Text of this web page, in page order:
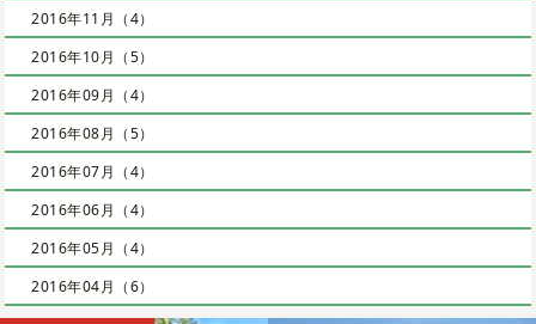
2016年11月（4）
2016年10月（5）
2016年09月（4）
2016年08月（5）
2016年07月（4）
2016年06月（4）
2016年05月（4）
2016年04月（6）